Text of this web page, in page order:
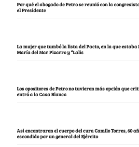
Por qué el abogado de Petro se reunió con la
el Presidente
La mujer que tumbó la lista del Pacto, en la que
María del Mar Pizarro y “Lalis
Los opositores de Petro no tuvieron más opción que
entró a la Casa Blanca
Así encontraron el cuerpo del cura Camilo Torres, 60
escondido por un general del Ejército